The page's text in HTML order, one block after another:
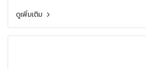
ดูเพิ่มเติม